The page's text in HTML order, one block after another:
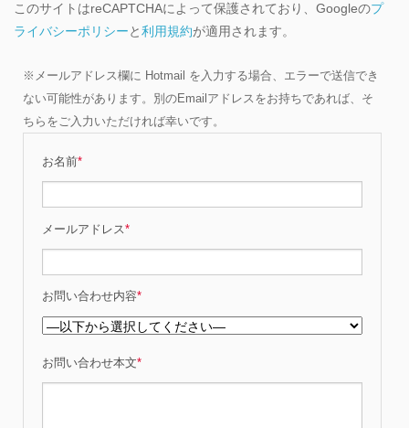
このサイトはreCAPTCHAによって保護されており、Googleのプ
ライバシーポリシーと利用規約が適用されます。
※メールアドレス欄に Hotmail を入力する場合、エラーで送信でき
ない可能性があります。別のEmailアドレスをお持ちであれば、そ
ちらをご入力いただければ幸いです。
お名前*
メールアドレス*
お問い合わせ内容*
お問い合わせ本文*